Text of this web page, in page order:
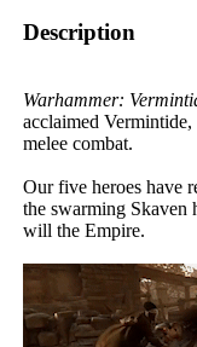
Description
Warhammer:
acclaimed
melee combat.
Our five heroes have
the swarming Skaven
will the Empire.